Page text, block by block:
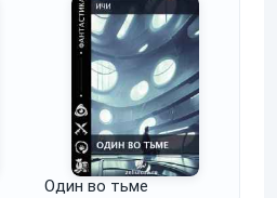
Один во тьме